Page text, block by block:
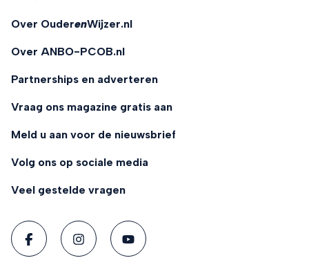
Over OuderenWijzer.nl
Over ANBO-PCOB.nl
Partnerships en adverteren
Vraag ons magazine gratis aan
Meld u aan voor de nieuwsbrief
Volg ons op sociale media
Veel gestelde vragen